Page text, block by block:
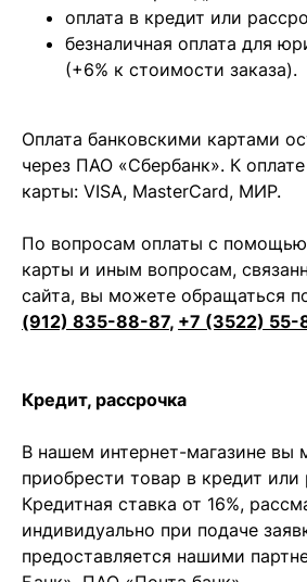
оплата в кредит или
безналичная оплата для
(+6% к стоимости заказа).
Оплата банковскими картами
через ПАО «Сбербанк». К
карты: VISA, MasterCard, МИР.
По вопросам оплаты с помощью
карты и иным вопросам,
сайта, вы можете обращаться
(912) 835-88-87, +7 (3522) 55-
Кредит, рассрочка
В нашем интернет-магазине вы
приобрести товар в кредит или
Кредитная ставка от 16%,
индивидуально при подаче
предоставляется нашими